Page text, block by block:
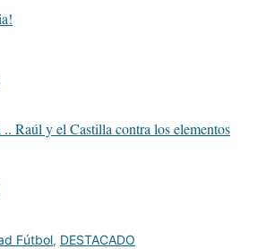
Raúl y el Castilla contra los elementos
Fútbol, DESTACADO